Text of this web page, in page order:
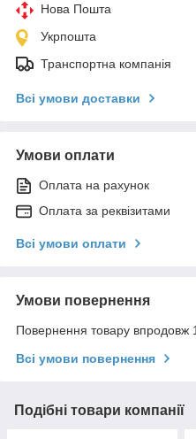
Нова Пошта
Укрпошта
Транспортна компанія
Всі умови доставки
Умови оплати
Оплата на рахунок
Оплата за реквізитами
Всі умови оплати
Умови повернення
Повернення товару впродовж
Всі умови повернення
Подібні товари компанії